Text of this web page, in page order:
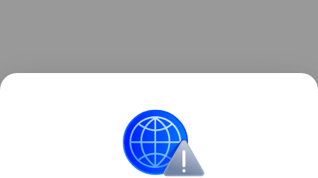
появлением ИИ-агентов.